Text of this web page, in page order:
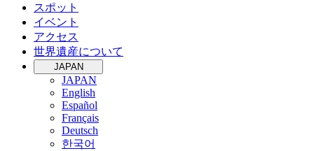
スポット
イベント
アクセス
世界遺産について
JAPAN
JAPAN
English
Español
Français
Deutsch
한국어